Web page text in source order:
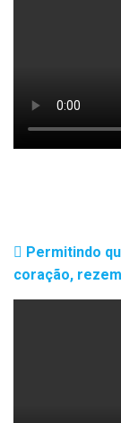
Permitindo
coração,